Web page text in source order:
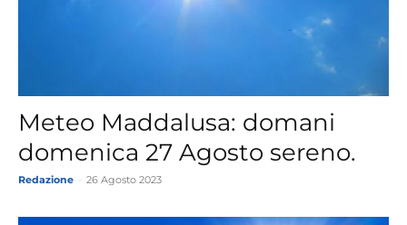
Meteo Maddalusa: domani
domenica 27 Agosto sereno.
Redazione 26 Agosto 2023